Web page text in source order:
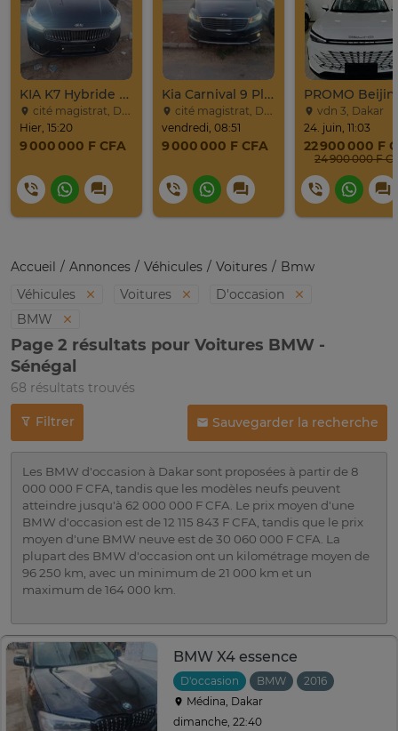
KIA K7 Hybride Full 2017
cité magistrat, Dakar
Hier, 15:20
9 000 000 F CFA
Kia Carnival 9 Places
cité magistrat, Dakar
vendredi, 08:51
9 000 000 F CFA
vdn 3, Dakar
24. juin, 11:03
22 900 000 F
Accueil Annonces Véhicules Voitures
Bmw
Véhicules
Voitures
D'occasion
BMW
Page 2 résultats pour Voitures BMW -
Sénégal
68 résultats trouvés
Filtrer Sauvegarder la recherche
Les BMW d'occasion à Dakar sont proposées à partir de 8
000 000 F CFA, tandis que les modèles neufs peuvent
atteindre jusqu'à 62 000 000 F CFA. Le prix moyen d'une
BMW d'occasion est de 12 115 843 F CFA, tandis que le prix
moyen d'une BMW neuve est de 30 060 000 F CFA. La
plupart des BMW d'occasion ont un kilométrage moyen de
96 250 km, avec un minimum de 21 000 km et un
maximum de 164 000 km.
BMW X4 essence
D'occasion BMW 2016
Médina, Dakar
dimanche, 22:40